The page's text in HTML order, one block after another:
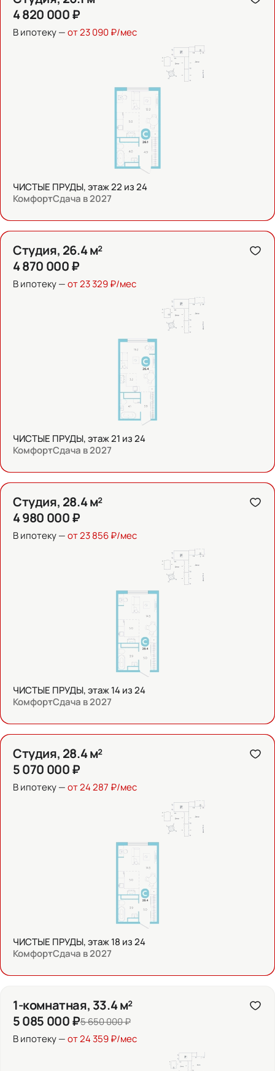
4 820 000 ₽
В ипотеку —от 23 090 ₽/мес
ЧИСТЫЕ ПРУДЫ, этаж 22 из 24
КомфортСдача в 2027
Студия, 26.4 м²
4 870 000 ₽
В ипотеку —от 23 329 ₽/мес
ЧИСТЫЕ ПРУДЫ, этаж 21 из 24
КомфортСдача в 2027
Студия, 28.4 м²
4 980 000 ₽
В ипотеку —от 23 856 ₽/мес
ЧИСТЫЕ ПРУДЫ, этаж 14 из 24
КомфортСдача в 2027
Студия, 28.4 м²
5 070 000 ₽
В ипотеку —от 24 287 ₽/мес
ЧИСТЫЕ ПРУДЫ, этаж 18 из 24
КомфортСдача в 2027
1-комнатная, 33.4 м²
5 085 000 ₽5 650 000 ₽
В ипотеку —от 24 359 ₽/мес